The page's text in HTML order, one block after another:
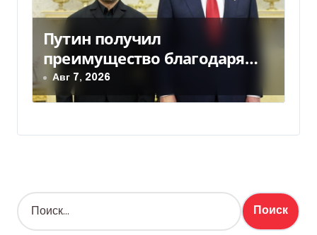
Путин получил
преимущество благодаря
действиям США
Авг 7, 2026
Н
а